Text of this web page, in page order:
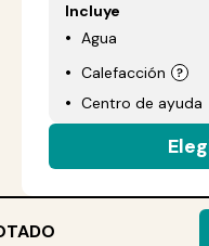
Incluye
Agua
Calefacción
Centro de ayuda